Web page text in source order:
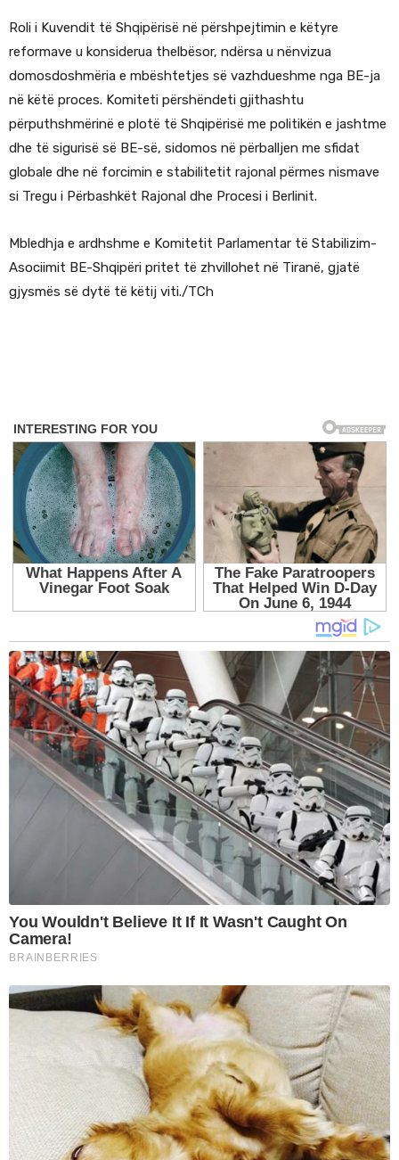
Roli i Kuvendit të Shqipërisë në përshpejtimin e këtyre
reformave u konsiderua thelbësor, ndërsa u nënvizua
domosdoshmëria e mbështetjes së vazhdueshme nga BE-ja
në këtë proces. Komiteti përshëndeti gjithashtu
përputhshmërinë e plotë të Shqipërisë me politikën e jashtme
dhe të sigurisë së BE-së, sidomos në përballjen me sfidat
globale dhe në forcimin e stabilitetit rajonal përmes nismave
si Tregu i Përbashkët Rajonal dhe Procesi i Berlinit.
Mbledhja e ardhshme e Komitetit Parlamentar të Stabilizim-
Asociimit BE-Shqipëri pritet të zhvillohet në Tiranë, gjatë
gjysmës së dytë të këtij viti./TCh